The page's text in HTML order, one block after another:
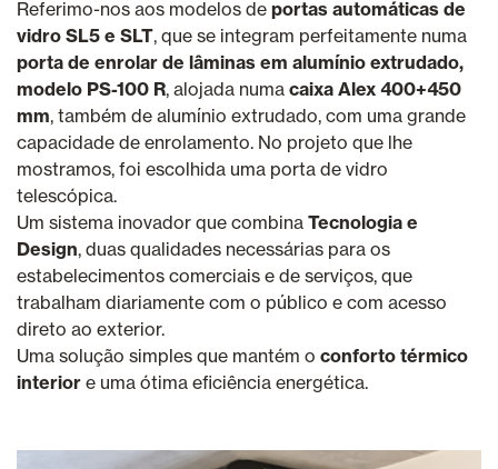
Referimo-nos aos modelos de portas automáticas de
vidro SL5 e SLT, que se integram perfeitamente numa
porta de enrolar de lâminas em alumínio extrudado,
modelo PS-100 R, alojada numa caixa Alex 400+450
mm, também de alumínio extrudado, com uma grande
capacidade de enrolamento. No projeto que lhe
mostramos, foi escolhida uma porta de vidro
telescópica.
Um sistema inovador que combina Tecnologia e
Design, duas qualidades necessárias para os
estabelecimentos comerciais e de serviços, que
trabalham diariamente com o público e com acesso
direto ao exterior.
Uma solução simples que mantém o conforto térmico
interior e uma ótima eficiência energética.